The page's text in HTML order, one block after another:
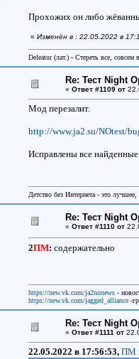
Прохожих он либо
« Изменён в : 22.05.2022 в
Deleatur (лат.) - Стереть все, совсем
Re: Тест Night
« Ответ #1109 от
Мод перезалит.
http://www.ja2.su/NOtest/
Исправлены все
Детство без Интернета - это
Re: Тест Night
« Ответ #1110 от
2ПМ: содержательно
https://new.vk.com/ja2nonews -
https://new.vk.com/jagged_alliance -
Re: Тест Night
« Ответ #1111 от
22.05.2022 в 17:56:53, ПМ